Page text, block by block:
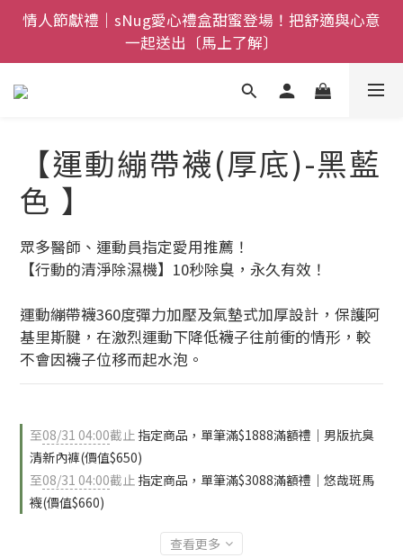
全館$800免運｜任搭８折起｜滿額再送新品-悠哉斑馬
襪〔立即了解〕
父親節禮盒登場｜把舒適送進爸爸的每一天，日夜呵護
一次備好〔馬上了解〕
全館$800免運｜任搭８折起｜滿額再送新品-悠哉斑馬
襪〔立即了解〕
【運動繃帶襪(厚底)-黑藍
色 】
眾多醫師、運動員指定愛用推薦！
【行動的清淨除濕機】10秒除臭，永久有效！
運動繃帶襪360度彈力加壓及氣墊式加厚設計，保護阿
基里斯腱，在激烈運動下降低襪子往前衝的情形，較
不會因襪子位移而起水泡。
至08/31 04:00截止 指定商品，單筆滿$1888滿額禮｜男版抗臭
清新內褲(價值$650)
至08/31 04:00截止 指定商品，單筆滿$3088滿額禮｜悠哉斑馬
襪(價值$660)
查看更多